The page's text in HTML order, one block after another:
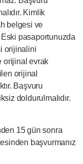
Kimlik
belgesi ve
pasaportunuzda
orijinalini
orijinal evrak
orijinal
Başvuru
doldurulmalıdır.
15 gün sonra
başvurmanız